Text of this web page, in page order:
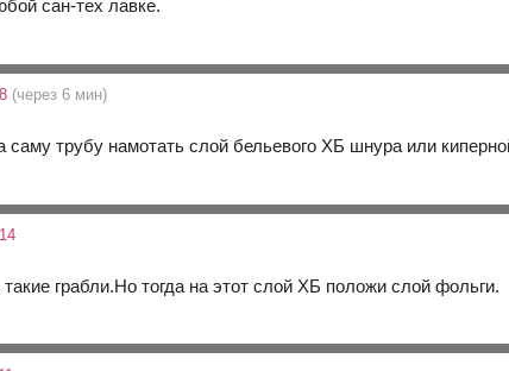
сан-тех лавке.
(через 6 мин)
саму трубу намотать слой бельевого ХБ шнура или
грабли.Но тогда на этот слой ХБ положи слой фольги.